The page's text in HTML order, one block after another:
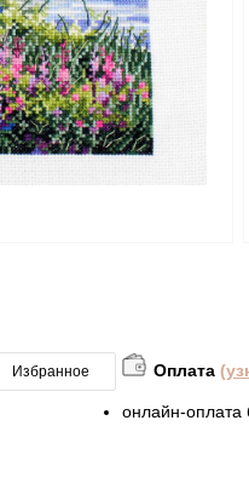
Избранное Оплата
онлайн-оплата